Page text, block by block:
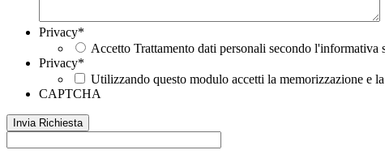
Privacy*
Accetto Trattamento dati personali secondo l'informativa
Privacy*
Utilizzando questo modulo accetti la memorizzazione e
CAPTCHA